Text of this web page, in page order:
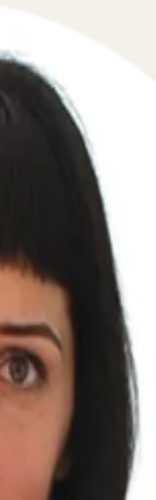
основании
ФССП в течение 5 минут!
листами. Наши
обеспечиваем полное
и правильности
списание денежных
района. Также мы
на выплаты с 8 до
как 1С 8, и помогают в
для получения